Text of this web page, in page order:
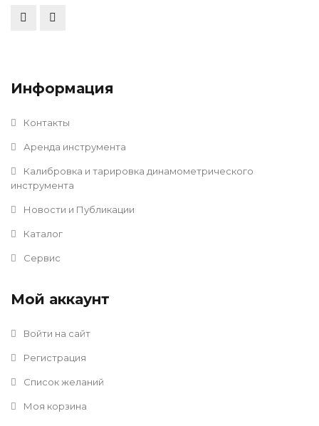
Информация
Контакты
Аренда инструмента
Калибровка и тарировка динамометрического
инструмента
Новости и Публикации
Каталог
Сервис
Мой аккаунт
Войти на сайт
Регистрация
Список желаний
Моя корзина